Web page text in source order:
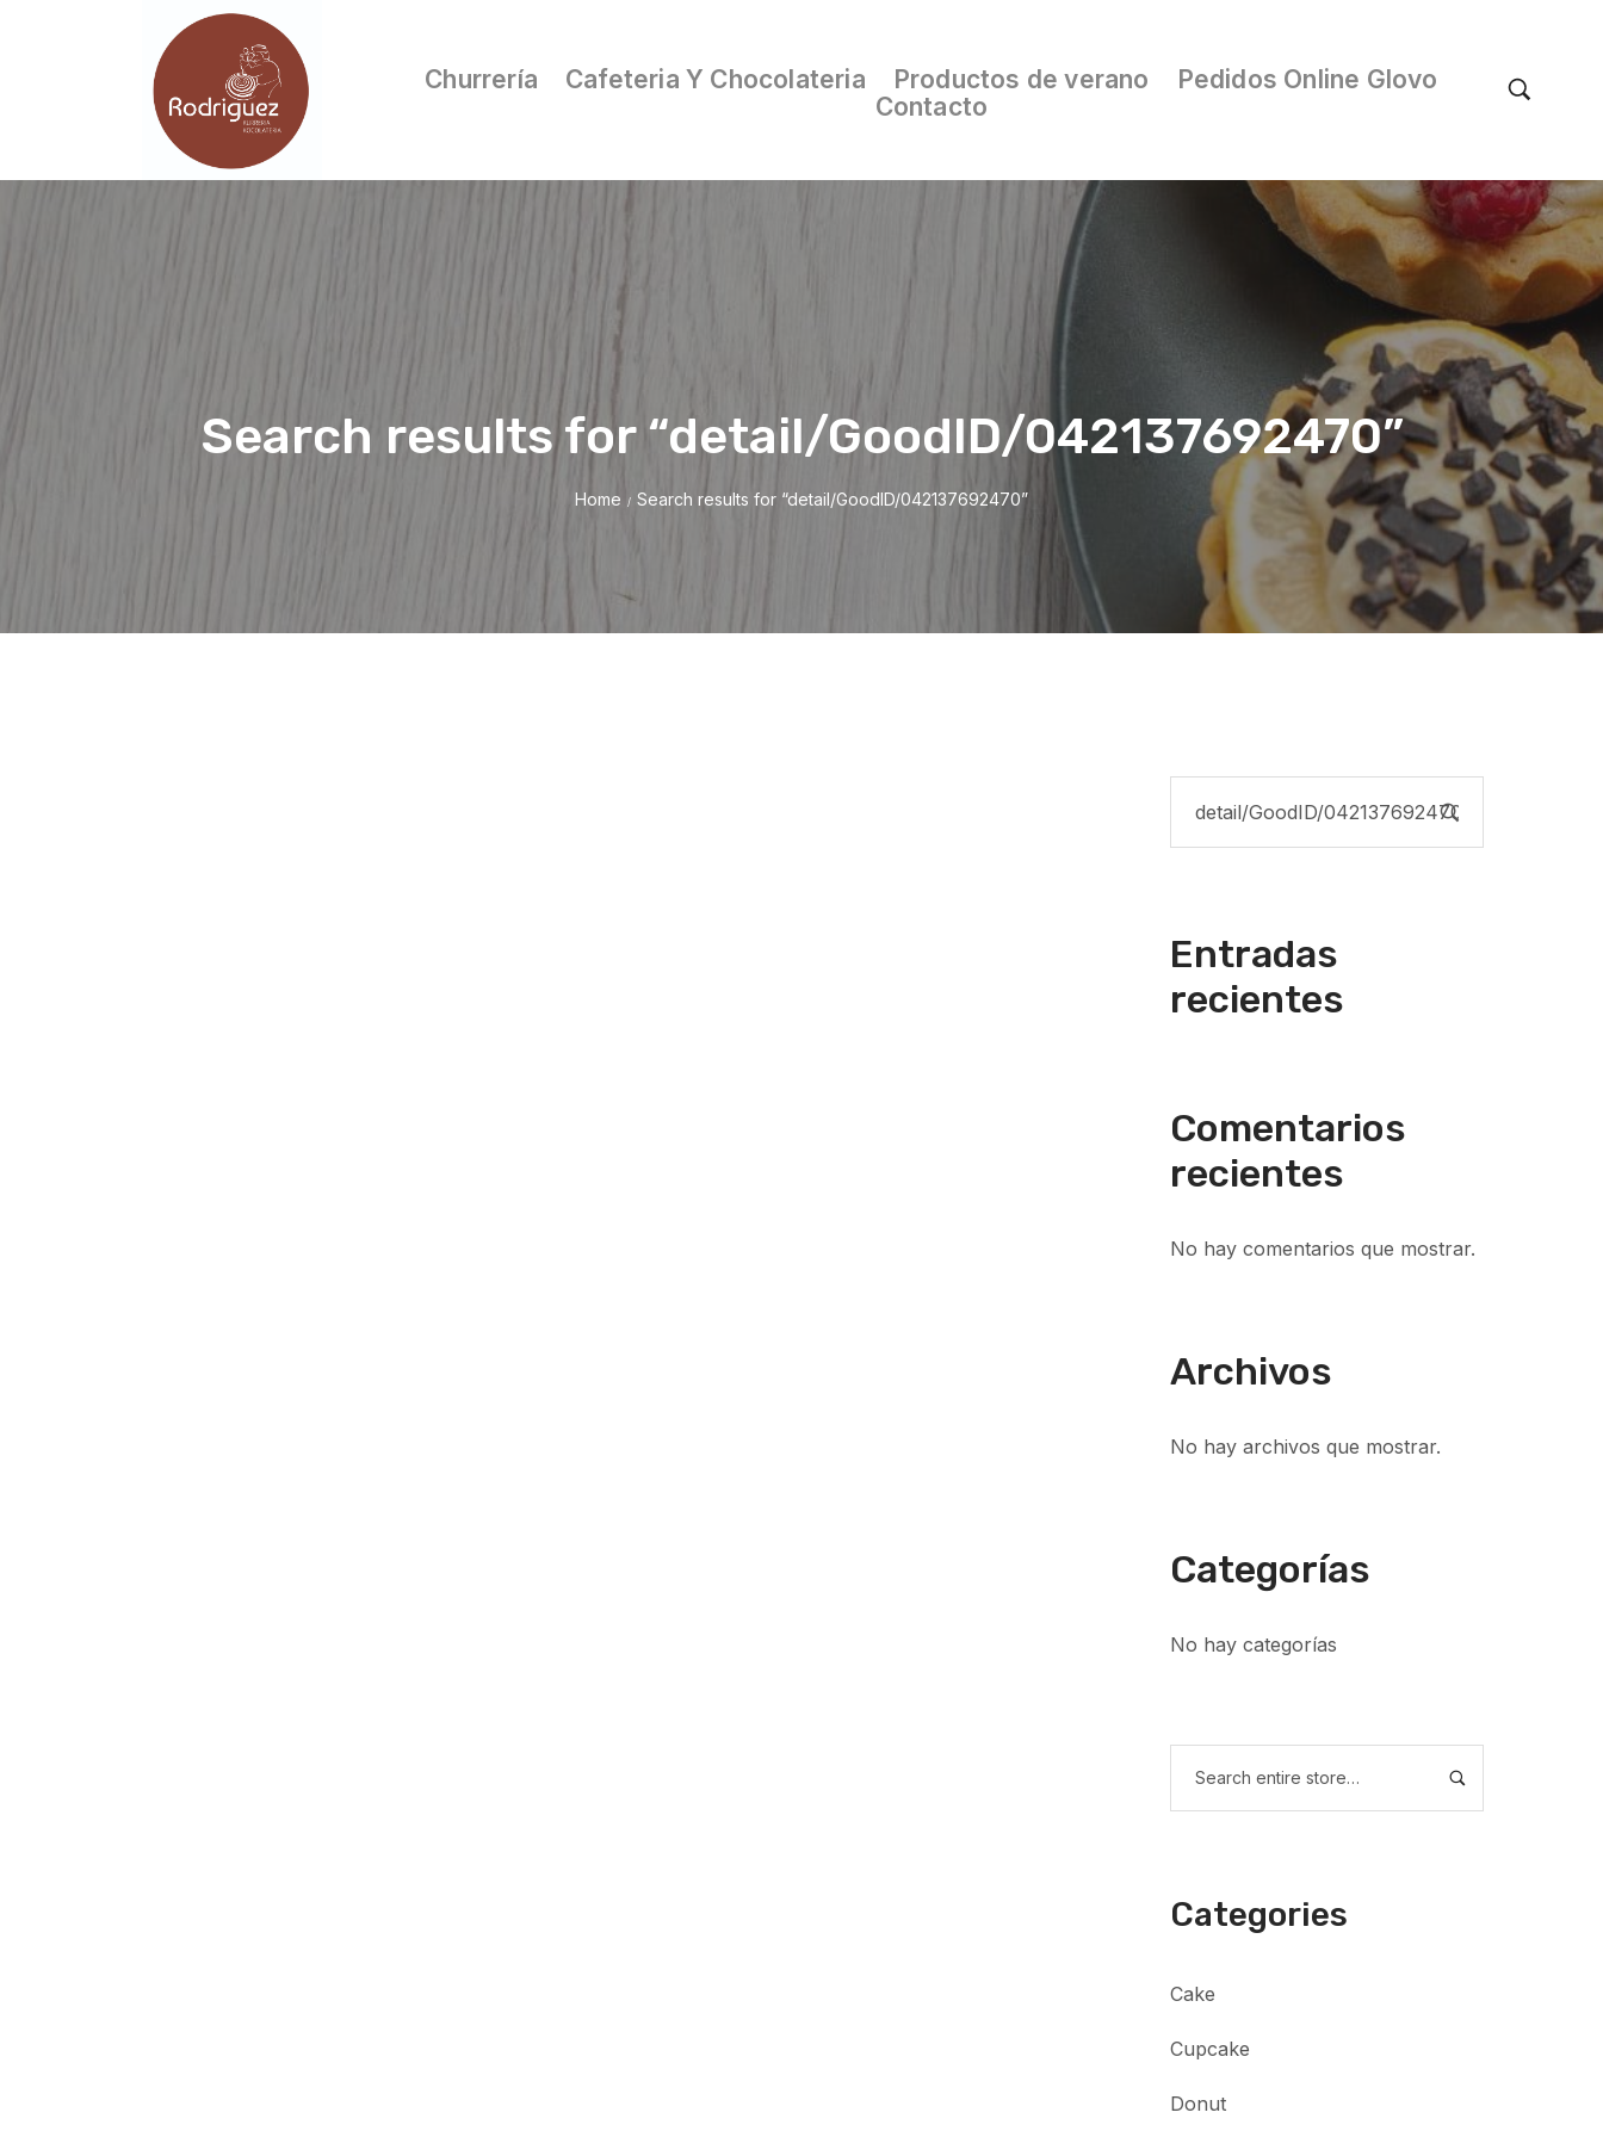
Churrería Cafeteria Y Chocolateria Productos de verano
Pedidos Online Glovo
Contacto
Search results for “detail/GoodID/042137692470”
Home / Search results for “detail/GoodID/042137692470”
Entradas
recientes
Comentarios
recientes
No hay comentarios que mostrar.
Archivos
No hay archivos que mostrar.
Categorías
No hay categorías
Categories
Cake
Cupcake
Donut